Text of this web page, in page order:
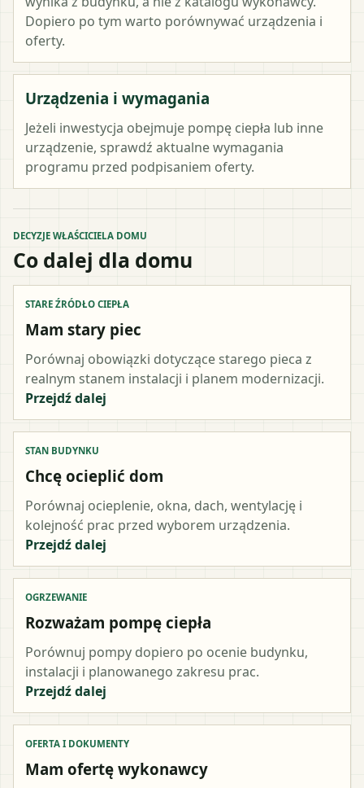
Dopiero po tym warto porównywać urządzenia i
oferty.
Urządzenia i wymagania
Jeżeli inwestycja obejmuje pompę ciepła lub inne
urządzenie, sprawdź aktualne wymagania
programu przed podpisaniem oferty.
DECYZJE WŁAŚCICIELA DOMU
Co dalej dla domu
STARE ŹRÓDŁO CIEPŁA
Mam stary piec
Porównaj obowiązki dotyczące starego pieca z
realnym stanem instalacji i planem modernizacji.
Przejdź dalej
STAN BUDYNKU
Chcę ocieplić dom
Porównaj ocieplenie, okna, dach, wentylację i
kolejność prac przed wyborem urządzenia.
Przejdź dalej
OGRZEWANIE
Rozważam pompę ciepła
Porównuj pompy dopiero po ocenie budynku,
instalacji i planowanego zakresu prac.
Przejdź dalej
OFERTA I DOKUMENTY
Mam ofertę wykonawcy